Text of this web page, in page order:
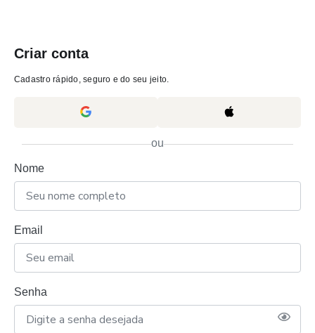
Criar conta
Cadastro rápido, seguro e do seu jeito.
ou
Nome
Email
Senha